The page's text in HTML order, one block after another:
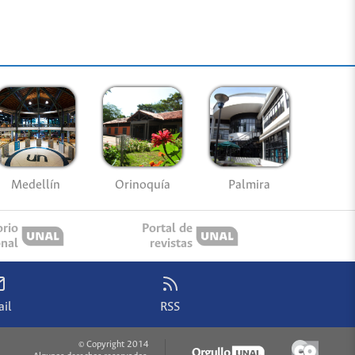
Medellín Orinoquía Palmira
Portal de
revistas
RSS
© Copyright 2014